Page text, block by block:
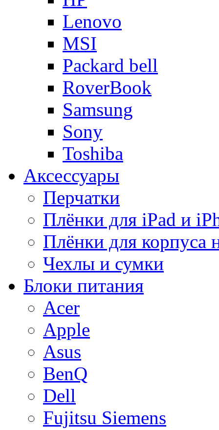
Lenovo
MSI
Packard bell
RoverBook
Samsung
Sony
Toshiba
Аксессуары
Перчатки
Плёнки для iPad и
Плёнки для корпуса
Чехлы и сумки
Блоки питания
Acer
Apple
Asus
BenQ
Dell
Fujitsu Siemens